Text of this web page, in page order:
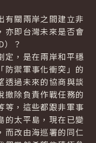
關兩岸之間建立非
亦即台灣未來是否會
？
，是在兩岸和平穩
禦軍事化衝突」的
透過未來的協商與談
撤除負責作戰任務的
等，這些都跟非軍事
的太平島，現在已變
而改由海巡署的同仁